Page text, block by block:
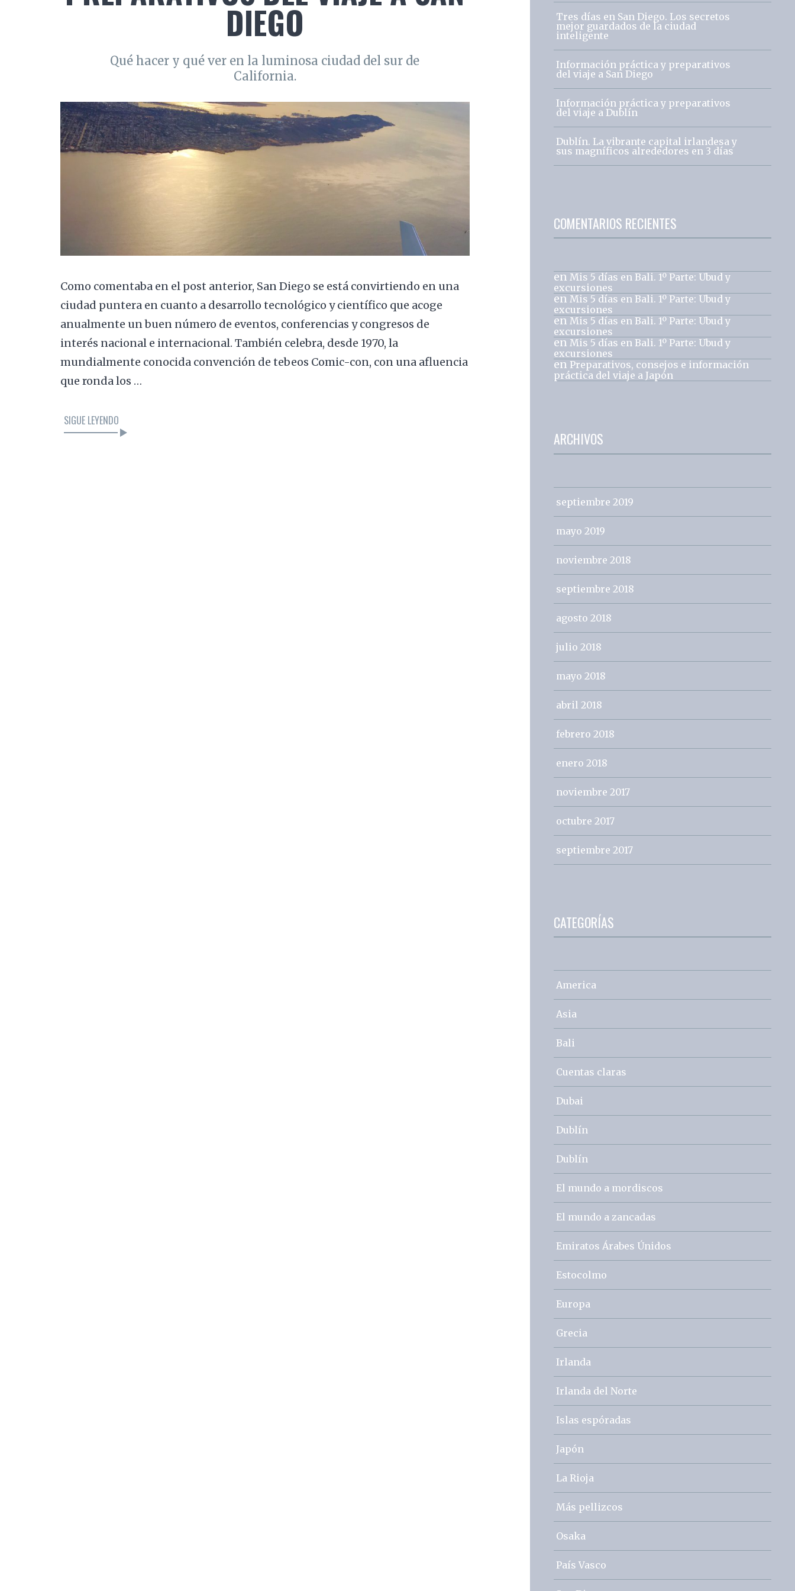
DIEGO
Qué hacer y qué ver en la luminosa ciudad del sur de
California.
Como comentaba en el post anterior, San Diego se está convirtiendo en una
ciudad puntera en cuanto a desarrollo tecnológico y científico que acoge
anualmente un buen número de eventos, conferencias y congresos de
interés nacional e internacional. También celebra, desde 1970, la
mundialmente conocida convención de tebeos Comic-con, con una afluencia
que ronda los …
SIGUE LEYENDO
Tres días en San Diego. Los secretos
mejor guardados de la ciudad
inteligente
Información práctica y preparativos
del viaje a San Diego
Información práctica y preparativos
del viaje a Dublín
Dublín. La vibrante capital irlandesa y
sus magníficos alrededores en 3 días
COMENTARIOS RECIENTES
en Mis 5 días en Bali. 1º Parte: Ubud y
excursiones
en Mis 5 días en Bali. 1º Parte: Ubud y
excursiones
en Mis 5 días en Bali. 1º Parte: Ubud y
excursiones
en Mis 5 días en Bali. 1º Parte: Ubud y
excursiones
en Preparativos, consejos e información
práctica del viaje a Japón
ARCHIVOS
septiembre 2019
mayo 2019
noviembre 2018
septiembre 2018
agosto 2018
julio 2018
mayo 2018
abril 2018
febrero 2018
enero 2018
noviembre 2017
octubre 2017
septiembre 2017
CATEGORÍAS
America
Asia
Bali
Cuentas claras
Dubai
Dublín
Dublín
El mundo a mordiscos
El mundo a zancadas
Emiratos Árabes Únidos
Estocolmo
Europa
Grecia
Irlanda
Irlanda del Norte
Islas espóradas
Japón
La Rioja
Más pellizcos
Osaka
País Vasco